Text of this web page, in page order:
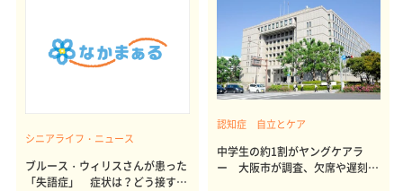
シニアライフ・ニュース
ブルース・ウィリスさんが患った
「失語症」 症状は？どう接すれ
認知症 自立とケア
中学生の約1割がヤングケアラ
ー 大阪市が調査、欠席や遅刻多